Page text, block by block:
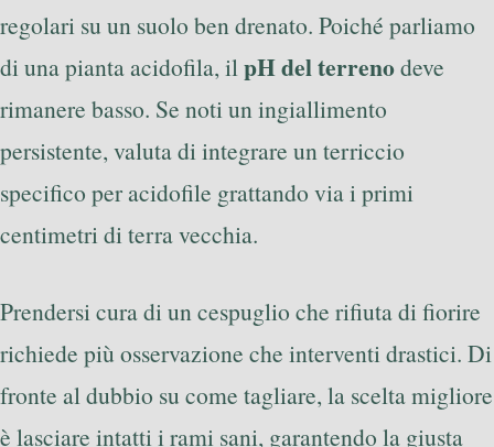
regolari su un suolo ben drenato. Poiché parliamo
di una pianta acidofila, il pH del terrenodeve
rimanere basso. Se noti un ingiallimento
persistente, valuta di integrare un terriccio
specifico per acidofile grattando via i primi
centimetri di terra vecchia.
Prendersi cura di un cespuglio che rifiuta di fiorire
richiede più osservazione che interventi drastici. Di
fronte al dubbio su come tagliare, la scelta migliore
è lasciare intatti i rami sani, garantendo la giusta